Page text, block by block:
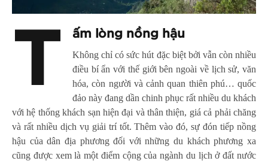
T ấm lòng nồng hậu
Không chỉ có sức hút đặc biệt bởi vẫn còn nhiều
điều bí ẩn với thế giới bên ngoài về lịch sử, văn
hóa, còn người và cảnh quan thiên phú… quốc
đảo này đang dần chinh phục rất nhiều du khách
với hệ thống khách sạn hiện đại và thân thiện, giá cả phải chăng
và rất nhiều dịch vụ giải trí tốt. Thêm vào đó, sự đón tiếp nồng
hậu của dân địa phương đối với những du khách phương xa
cũng được xem là một điểm cộng của ngành du lịch ở đất nước